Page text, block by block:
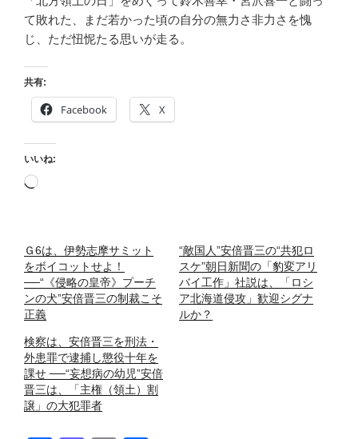
て敗れた、まだ若かった頃の自分の無力さ非力さを愧
じ、ただ忸怩たる思いが走る。
共有:
Facebook X
いいね:
読
中…
Ｇ6は、伊勢志摩サミット
をボイコットせよ！
──“《侵略の皇帝》プーチ
ンの犬”安倍晋三の制裁こそ
正義
“敵国人”安倍晋三の“共犯ロ
スケ”朝日新聞の「豹変アリ
バイ工作」社説は、「ロシ
ア北海道侵攻」歓迎シグナ
ルか？
検察は、安倍晋三を刑法・
外患罪で逮捕し懲役十年を
課せ ──“妄想病の幼児”安倍
晋三は、「主権（領土）割
譲」の大犯罪者